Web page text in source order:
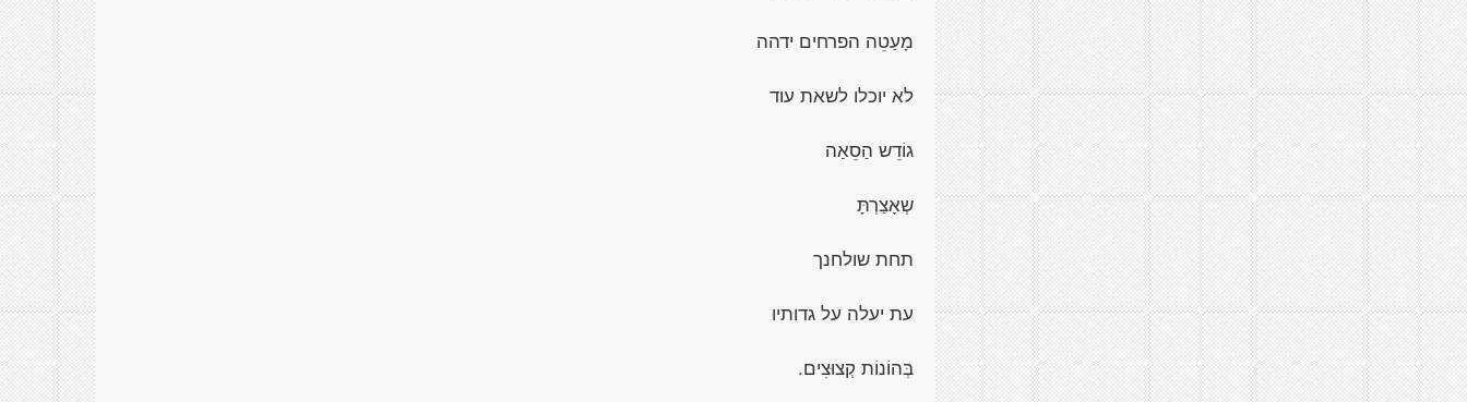
מָעַטֵה הפרחים ידהה
לא יוכלו לשאת עוד
גוֹדֵש הַסֵאַה
שְאָצַרְתָּ
תחת שולחנך
עת יעלה על גדותיו
בְּהוֹנוֹת קְצוּצִים.